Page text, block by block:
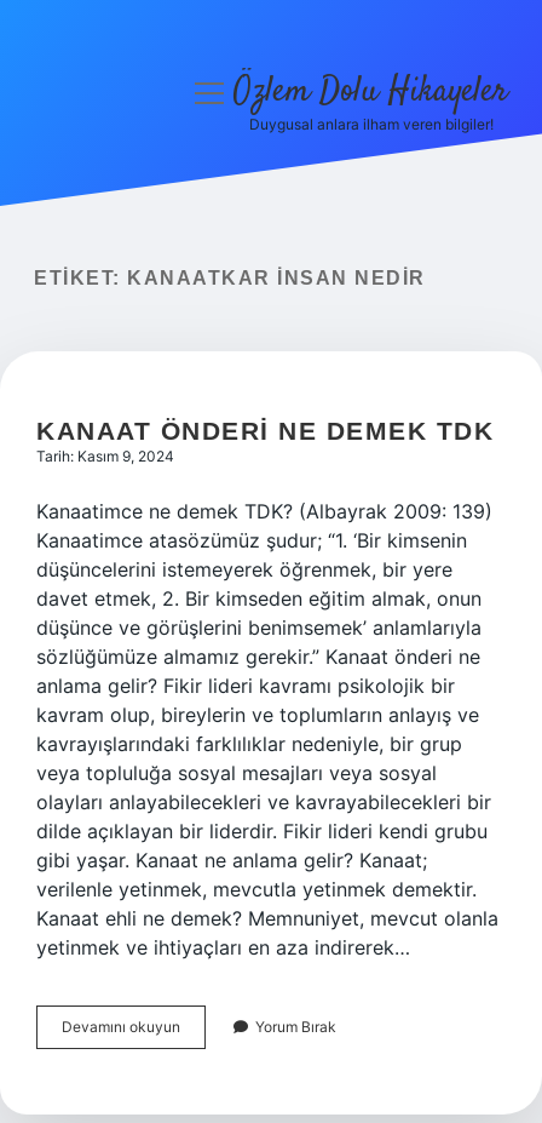
Yasal Uyarı
menüyüÖzlem Dolu Hikayeler
Duygusal anlara ilham veren bilgiler!
ETIKET: KANAATKAR INSAN NEDIR
KANAAT ÖNDERI NE DEMEK TDK
Tarih: Kasım 9, 2024
Kanaatimce ne demek TDK? (Albayrak 2009: 139)
Kanaatimce atasözümüz şudur; “1. ‘Bir kimsenin
düşüncelerini istemeyerek öğrenmek, bir yere
davet etmek, 2. Bir kimseden eğitim almak, onun
düşünce ve görüşlerini benimsemek’ anlamlarıyla
sözlüğümüze almamız gerekir.” Kanaat önderi ne
anlama gelir? Fikir lideri kavramı psikolojik bir
kavram olup, bireylerin ve toplumların anlayış ve
kavrayışlarındaki farklılıklar nedeniyle, bir grup
veya topluluğa sosyal mesajları veya sosyal
olayları anlayabilecekleri ve kavrayabilecekleri bir
dilde açıklayan bir liderdir. Fikir lideri kendi grubu
gibi yaşar. Kanaat ne anlama gelir? Kanaat;
verilenle yetinmek, mevcutla yetinmek demektir.
Kanaat ehli ne demek? Memnuniyet, mevcut olanla
yetinmek ve ihtiyaçları en aza indirerek…
Devamını okuyun
Önderi
Tdk
Yorum Bırak